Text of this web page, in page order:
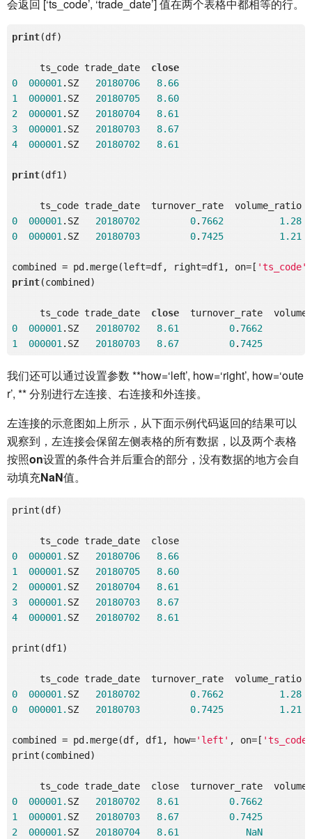
会返回 [‘ts_code’, ‘trade_date’] 值在两个表格中都相等的行。
print(df)
ts_code trade_date close
0
000001 .SZ 20180706
8.66
1
000001 .SZ 20180705
8.60
2
000001 .SZ 20180704
8.61
3
000001 .SZ 20180703
8.67
4
000001 .SZ 20180702 8.61
print(df1)
0 000001 .SZ 20180702 0. 7662
1.28
0
000001 .SZ 20180703 0. 7425 1.21
combined = pd.merge(left=df, right=df1, on=[ 'ts_code'
print(combined)
ts_code trade_date close
0
000001 .SZ 20180702 8.61 0. 7662
1
000001 .SZ 20180703 8.67 0. 7425
我们还可以通过设置参数 **how=‘left’, how=‘right’, how=‘oute
r’, ** 分别进行左连接、右连接和外连接。
左连接的示意图如上所示，从下面示例代码返回的结果可以
观察到，左连接会保留左侧表格的所有数据，以及两个表格
按照on设置的条件合并后重合的部分，没有数据的地方会自
动填充NaN值。
print(df)
ts_code trade_date  close
0
000001. SZ 20180706
8.66
1
000001. SZ 20180705
8.60
2
000001. SZ 20180704
8.61
3
000001. SZ 20180703
8.67
4
000001. SZ 20180702 8.61
print(df1)
0 000001. SZ 20180702 0.7662
1.28
0
000001. SZ 20180703 0.7425 1.21
combined = pd.merge(df, df1, how='left' , on=[ 'ts_code'
print(combined)
0 000001. SZ 20180702 8.61
0.7662
1
000001. SZ 20180703 8.67
0.7425
2
000001. SZ 20180704 8.61
NaN